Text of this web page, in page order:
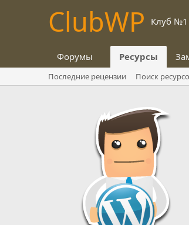
ClubWP Клуб №1
Форумы Ресурсы
Последние рецензии Поиск